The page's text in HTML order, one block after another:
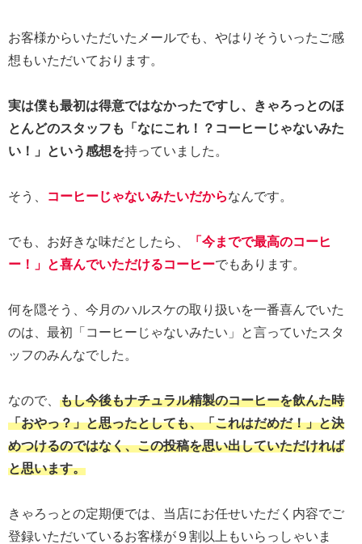
お客様からいただいたメールでも、やはりそういったご感
想もいただいております。
実は僕も最初は得意ではなかったですし、きゃろっとのほ
とんどのスタッフも「なにこれ！？コーヒーじゃないみた
い！」という感想を持っていました。
そう、 コーヒーじゃないみたいだからなんです。
でも、お好きな味だとしたら、
「今までで最高のコーヒ
ー！」と喜んでいただけるコーヒーでもあります。
何を隠そう、今月のハルスケの取り扱いを一番喜んでいた
のは、最初「コーヒーじゃないみたい」と言っていたスタ
ッフのみんなでした。
なので、 もし今後もナチュラル精製のコーヒーを飲んた時
「おやっ？」と思ったとしても、「これはだめだ！」と決
めつけるのではなく、この投稿を思い出していただければ
と思います。
きゃろっとの定期便では、当店にお任せいただく内容でご
登録いただいているお客様が９割以上もいらっしゃいま